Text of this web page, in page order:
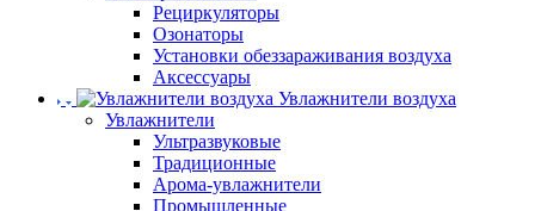
Рециркуляторы
Озонаторы
Установки обеззараживания воздуха
Аксессуары
Увлажнители воздуха
Увлажнители
Ультразвуковые
Традиционные
Арома-увлажнители
Промышленные